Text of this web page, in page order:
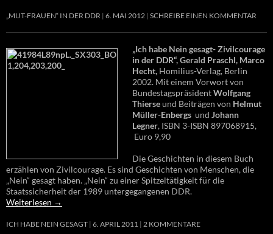
„MUT-FRAUEN“ IN DER DDR 6. MAI 2012 SCHREIBE EINEN KOMMENTAR
„Ich habe Nein gesagt- Zivilcourage
in der DDR“, Gerald Praschl, Marco
Hecht, Homilius-Verlag, Berlin
2002. Mit einem Vorwort von
BundestagspräsidentWolfgang
Thierseund Beiträgen von Helmut
Müller-Enbergs und Johann
Legner, ISBN 3-ISBN 897068915,
Euro 9,90
Die Geschichten in diesem Buch
erzählen von Zivilcourage. Es sind Geschichten von Menschen, die
„Nein“ gesagt haben. „Nein“ zu einer Spitzeltätigkeit für die
Staatssicherheit der 1989 untergegangenen DDR.
Weiterlesen →
ICH HABE NEIN GESAGT 6. APRIL 2011 2 KOMMENTARE